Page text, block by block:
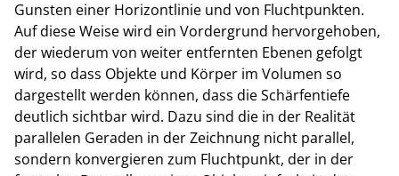
Gunsten einer Horizontlinie und von Fluchtpunkten.
Auf diese Weise wird ein Vordergrund hervorgehoben,
der wiederum von weiter entfernten Ebenen gefolgt
wird, so dass Objekte und Körper im Volumen so
dargestellt werden können, dass die Schärfentiefe
deutlich sichtbar wird. Dazu sind die in der Realität
parallelen Geraden in der Zeichnung nicht parallel,
sondern konvergieren zum Fluchtpunkt, der in der